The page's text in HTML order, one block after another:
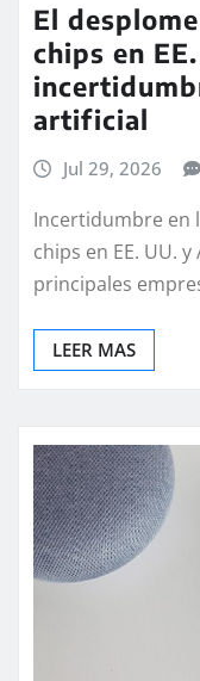
El
chips en
artificial
Jul 29, 2026
Incertidumbre en
chips en EE. UU.
principales
LEER MAS